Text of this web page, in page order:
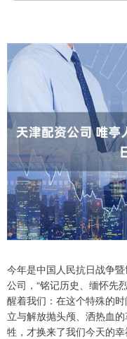
今年是中国人民抗日战争
公司，“铭记历史、缅怀先
醒着我们：在这个特殊的
立与解放抛头颅、洒热血
牲，才换来了我们今天的幸